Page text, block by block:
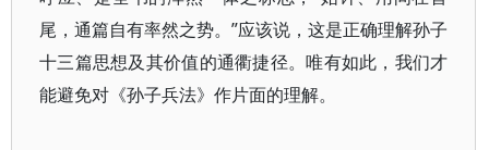
尾，通篇自有率然之势。”应该说，这是正确理解孙子
十三篇思想及其价值的通衢捷径。唯有如此，我们才
能避免对《孙子兵法》作片面的理解。